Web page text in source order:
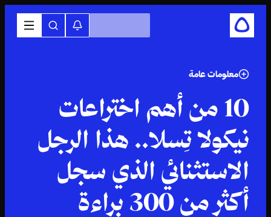
معلومات عامة
10 من أهم اختراعات
نيكولا تِسلا.. هذا الرجل
الاستثنائي الذي سجل
أكثر من 300 براءة